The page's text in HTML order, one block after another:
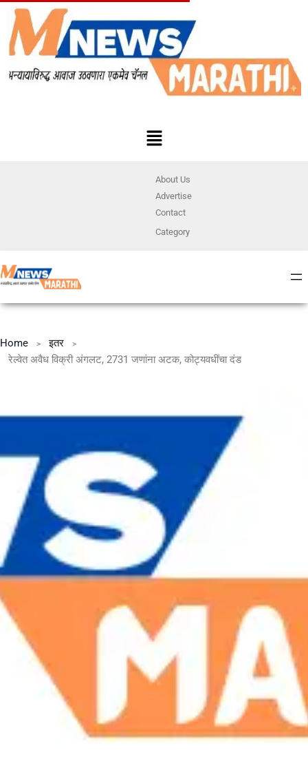
About Us
Advertise
Contact
Category
Home
इतर
रेल्वेत अवैध विक्री अंगलट, 2731 जणांना अटक, कोट्यवधींचा दंड